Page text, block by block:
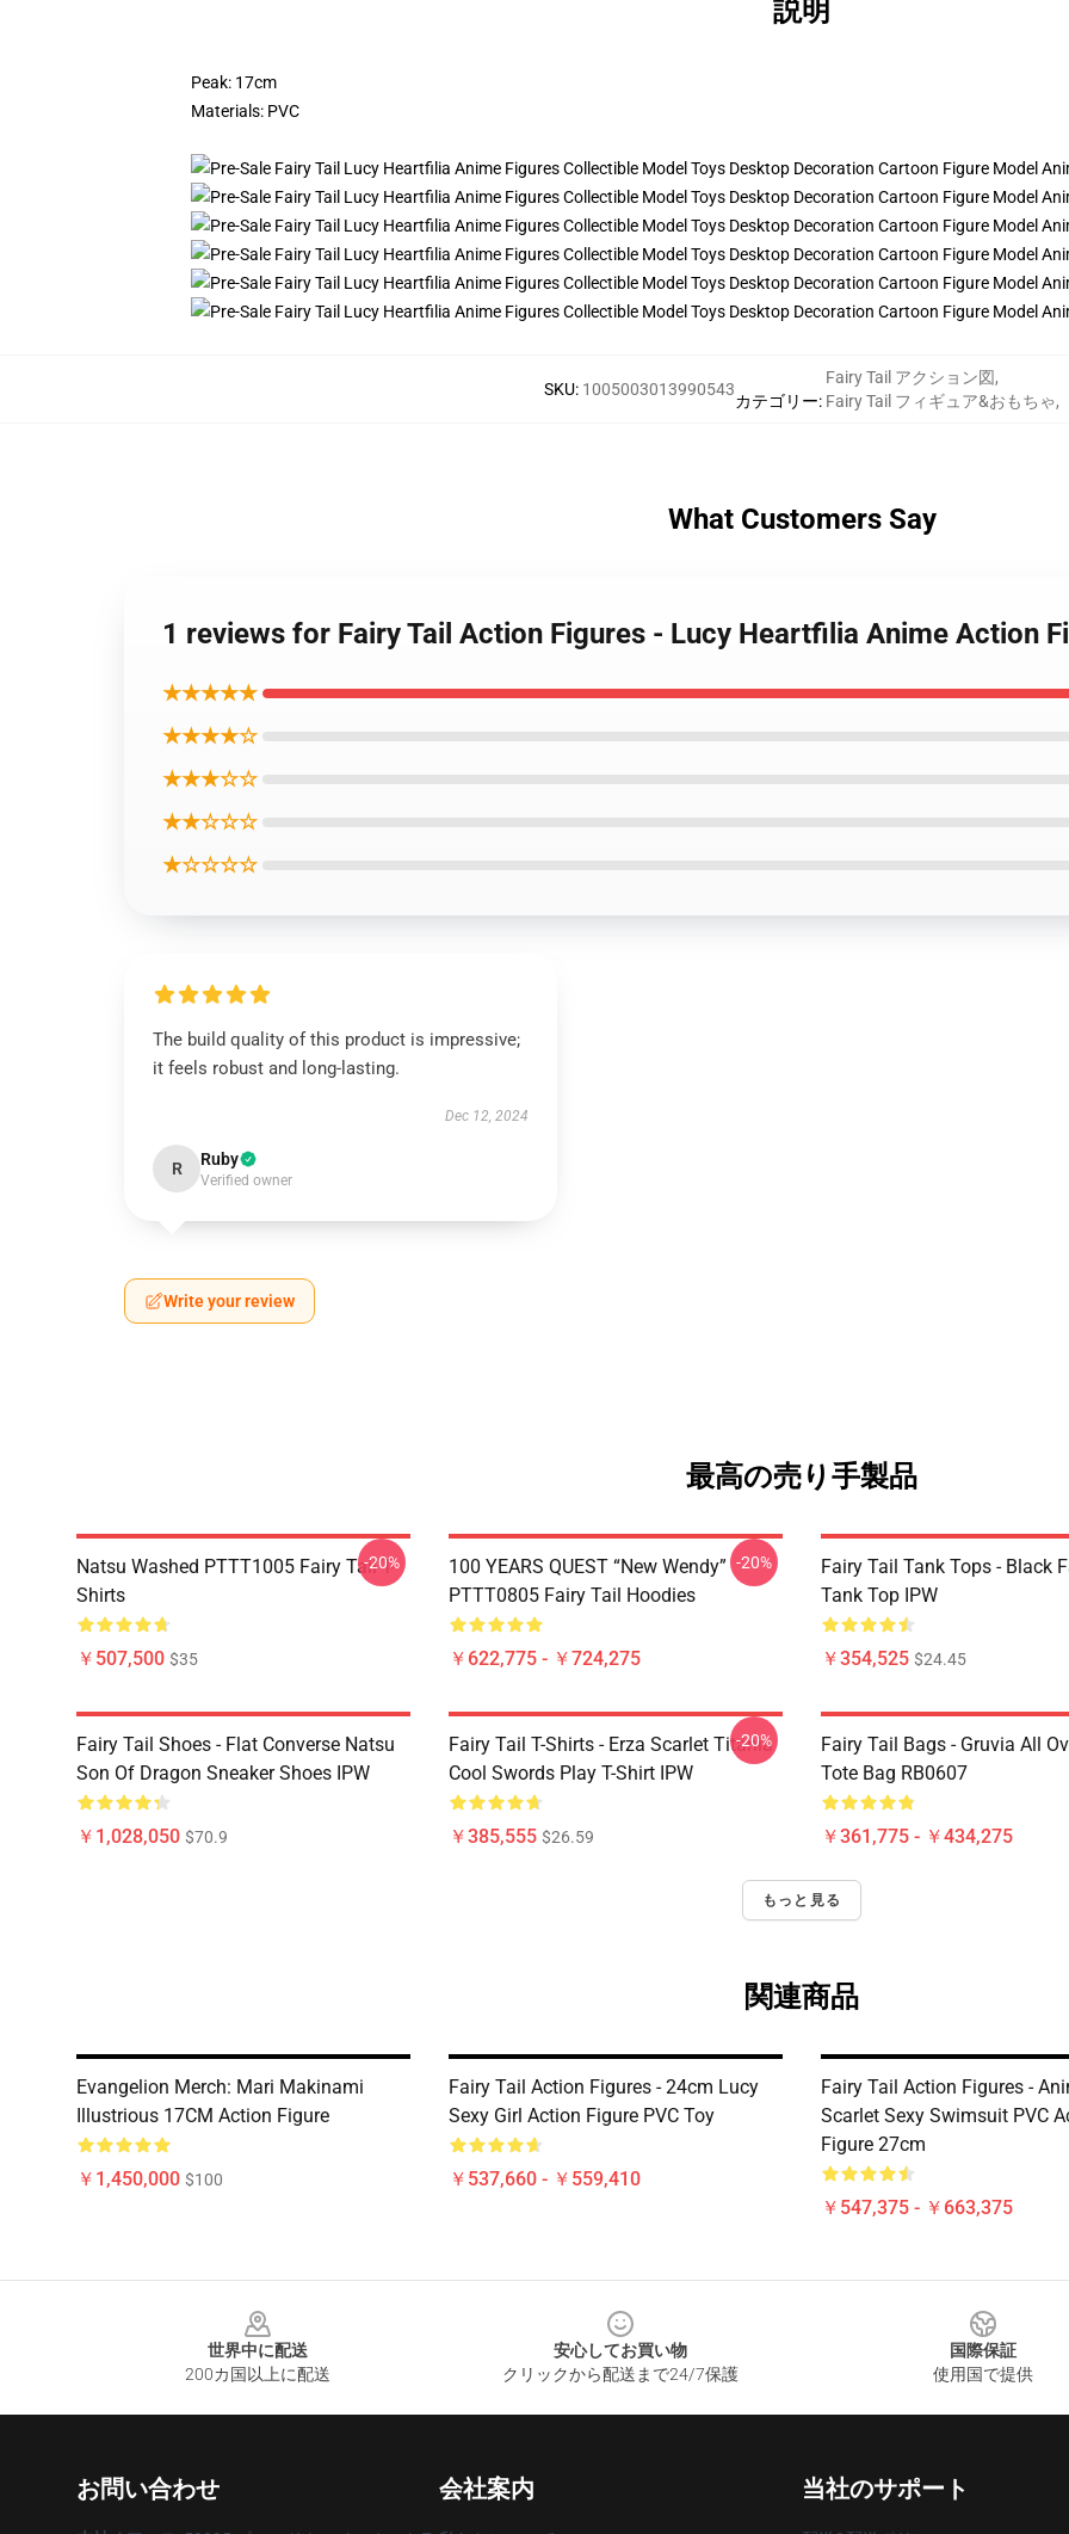
説明
Peak: 17cm
Materials: PVC
SKU: 1005003013990543
カテゴリー:
Fairy Tail アクション図,
Fairy Tail フィギュア&おもちゃ,
What Customers Say
1 reviews for Fairy Tail Action Figures - Lucy Heartfilia Anime Action
★★★★★
★★★★☆
★★★☆☆
★★☆☆☆
★☆☆☆☆
The build quality of this product is impressive;
it feels robust and long-lasting.
Dec 12, 2024
R Ruby
Verified owner
Write your review
最高の売り手製品
Natsu Washed PTTT1005 Fairy Tail T-
Shirts
￥507,500 $35
-20%
100 YEARS QUEST “New Wendy”
PTTT0805 Fairy Tail Hoodies
￥622,775 - ￥724,275
-20%
Fairy Tail Tank Tops - Black
Tank Top IPW
￥354,525 $24.45
Fairy Tail Shoes - Flat Converse Natsu
Son Of Dragon Sneaker Shoes IPW
￥1,028,050 $70.9
Fairy Tail T-Shirts - Erza Scarlet Titania
Cool Swords Play T-Shirt IPW
￥385,555 $26.59
-20%
Fairy Tail Bags - Gruvia All
Tote Bag RB0607
￥361,775 - ￥434,275
もっと見る
関連商品
Evangelion Merch: Mari Makinami
Illustrious 17CM Action Figure
￥1,450,000 $100
Fairy Tail Action Figures - 24cm Lucy
Sexy Girl Action Figure PVC Toy
￥537,660 - ￥559,410
Fairy Tail Action Figures -
Scarlet Sexy Swimsuit PVC
Figure 27cm
￥547,375 - ￥663,375
世界中に配送
200カ国以上に配送
安心してお買い物
クリックから配送まで24/7保護
国際保証
使用国で提供
お問い合わせ 会社案内 当社のサポート